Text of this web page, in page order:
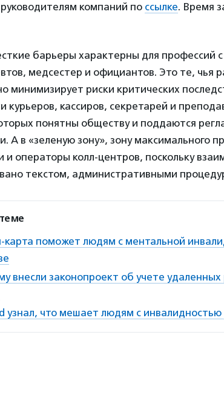
компаний по ссылке. Время
барьеры характерны для профессий
медсестер и официантов. Это те, чья
минимизирует риски критических
курьеров, кассиров, секретарей и
понятны обществу и поддаются
А в «зеленую зону», зону максимального
и операторы колл-центров, поскольку
текстом, административными
карта поможет людям с ментальной
внесли законопроект об учете
узнал, что мешает людям с инвалидностью